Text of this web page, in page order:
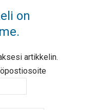
on
artikkelin.